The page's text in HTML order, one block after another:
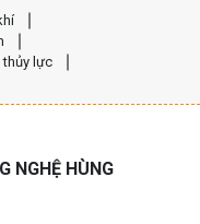
thủy lực
NGHỆ HÙNG